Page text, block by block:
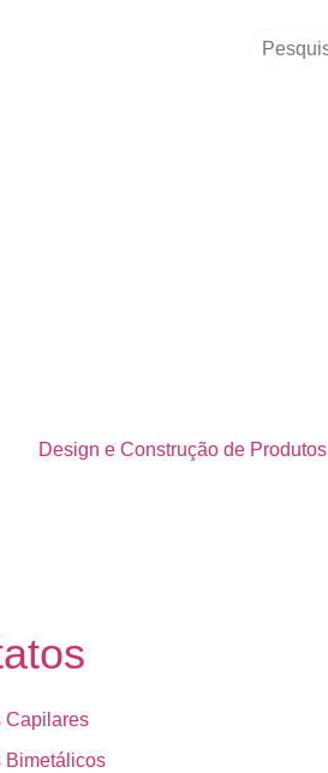
Design e Construção de Produtos
Capilares
Bimetálicos